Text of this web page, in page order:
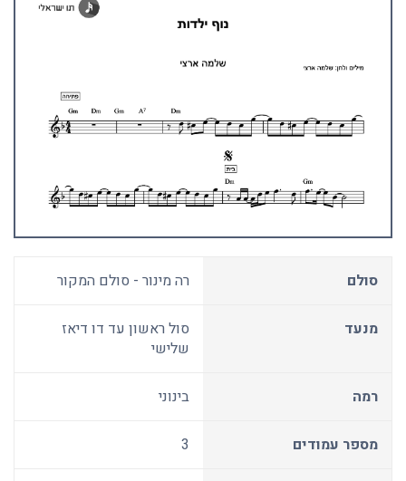
סולם רה מינור - סולם המקור
מנעד
סול ראשון עד דו דיאז
שלישי
רמה בינוני
מספר עמודים 3